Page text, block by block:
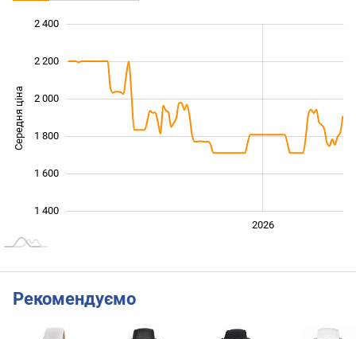
Середня ціна
1 400
1 600
1 800
2 000
2 200
2 400
2026
Рекомендуємо